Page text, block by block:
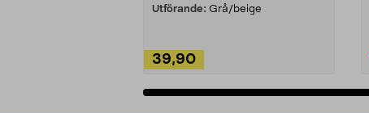
Utförande: Grå/beige
39,90